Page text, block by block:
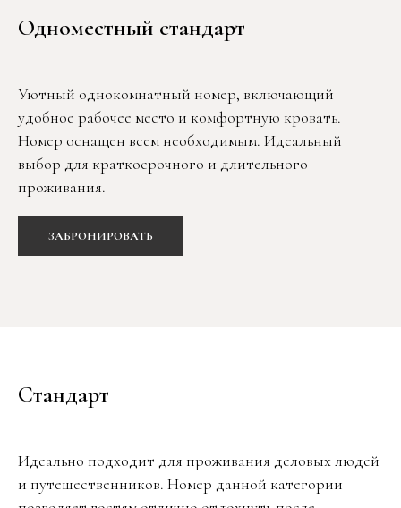
Одноместный стандарт
Уютный однокомнатный номер, включающий
удобное рабочее место и комфортную кровать.
Номер оснащен всем необходимым. Идеальный
выбор для краткосрочного и длительного
проживания.
ЗАБРОНИРОВАТЬ
Стандарт
Идеально подходит для проживания деловых людей
и путешественников. Номер данной категории